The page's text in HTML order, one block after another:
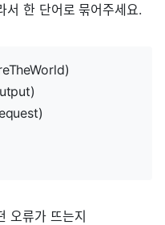
서 한 단어로 묶어주세요.
오류가 뜨는지